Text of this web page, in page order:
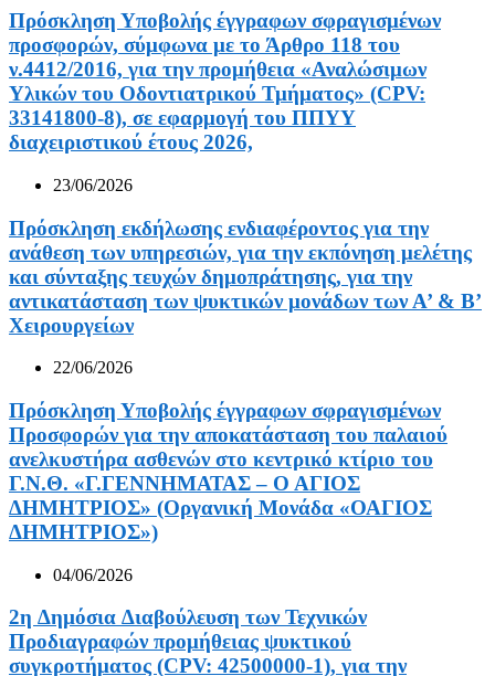
Πρόσκληση Υποβολής έγγραφων σφραγισμένων
προσφορών, σύμφωνα με το Άρθρο 118 του
ν.4412/2016, για την προμήθεια «Αναλώσιμων
Υλικών του Οδοντιατρικού Τμήματος» (CPV:
33141800-8), σε εφαρμογή του ΠΠΥΥ
διαχειριστικού έτους 2026,
23/06/2026
Πρόσκληση εκδήλωσης ενδιαφέροντος για την
ανάθεση των υπηρεσιών, για την εκπόνηση μελέτης
και σύνταξης τευχών δημοπράτησης, για την
αντικατάσταση των ψυκτικών μονάδων των Α’ & Β’
Χειρουργείων
22/06/2026
Πρόσκληση Υποβολής έγγραφων σφραγισμένων
Προσφορών για την αποκατάσταση του παλαιού
ανελκυστήρα ασθενών στο κεντρικό κτίριο του
Γ.Ν.Θ. «Γ.ΓΕΝΝΗΜΑΤΑΣ – Ο ΑΓΙΟΣ
ΔΗΜΗΤΡΙΟΣ» (Οργανική Μονάδα «ΟΑΓΙΟΣ
ΔΗΜΗΤΡΙΟΣ»)
04/06/2026
2η ∆ηµόσια ∆ιαβούλευση των Τεχνικών
Προδιαγραφών προμήθειας ψυκτικού
συγκροτήματος (CPV: 42500000-1), για την